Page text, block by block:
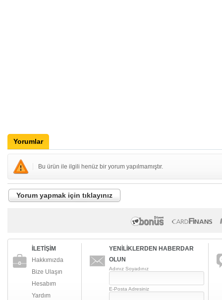
Yorumlar
Bu ürün ile ilgili henüz bir yorum yapılmamıştır.
Yorum yapmak için tıklayınız
İLETİŞİM
Hakkımızda
Bize Ulaşın
Hesabım
Yardım
YENİLİKLERDEN HABERDAR
OLUN
Adınız Soyadınız
E-Posta Adresiniz